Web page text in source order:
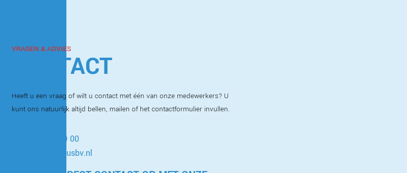
VRAGEN & ADVIES
CONTACT
Heeft u een vraag of wilt u contact met één van onze medewerkers? U
kunt ons natuurlijk altijd bellen, mailen of het contactformulier invullen.
020 587 40 00
info@markusbv.nl